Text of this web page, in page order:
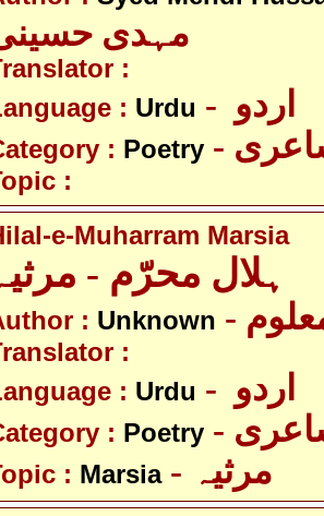
مہدی
:
: Urdu
: Poetry
:
e-Muharram Marsia
ہلال محرّم -
: Unknown
:
: Urdu
: Poetry
: Marsia - مرثیہ